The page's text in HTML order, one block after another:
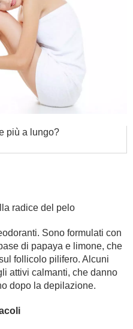
più a lungo?
radice del pelo
Sono formulati con
di papaya e limone, che
follicolo pilifero. Alcuni
attivi calmanti, che danno
dopo la depilazione.